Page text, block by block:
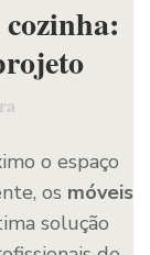
o espaço
os móveis
solução